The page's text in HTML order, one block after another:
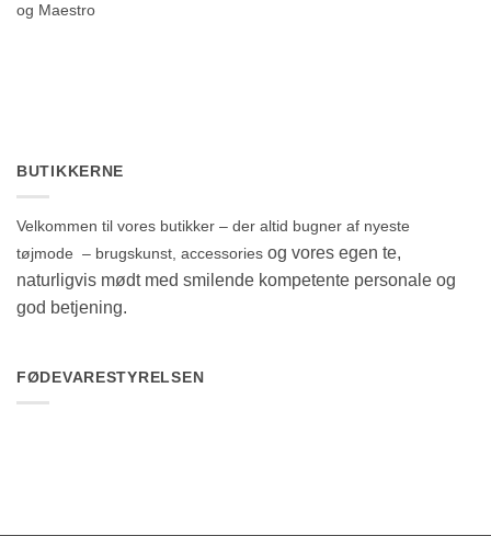
og Maestro
BUTIKKERNE
Velkommen til vores butikker – der altid bugner af nyeste
tøjmode – brugskunst, accessories og vores egen te,
naturligvis mødt med smilende kompetente personale og
god betjening.
FØDEVARESTYRELSEN